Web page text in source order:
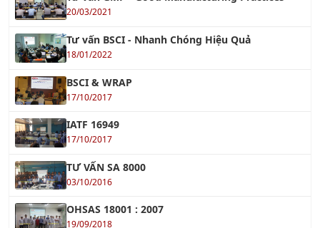
18/01/2022
BSCI & WRAP
17/10/2017
IATF 16949
17/10/2017
TƯ VẤN SA 8000
03/10/2016
OHSAS 18001 : 2007
19/09/2018
TƯ VẤN ISO 9001:2015
01/10/2016